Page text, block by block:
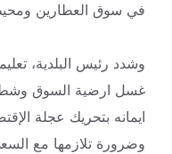
في سوق العطارين
وشدد رئيس البلدية،
غسل ارضية السوق
ايمانه بتحريك عجلة
وضرورة تلازمها مع